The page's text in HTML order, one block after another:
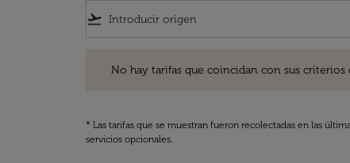
flight_takeoff
No hay tarifas que coincidan con sus criterios
* Las tarifas que se muestran fueron recolectadas en las
servicios opcionales.